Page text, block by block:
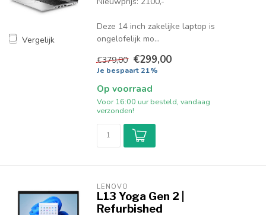
Vergelijk
Deze 14 inch zakelijke laptop is
ongelofelijk mo...
€379,00 €299,00
Je bespaart 21%
Op voorraad
Voor 16:00 uur besteld, vandaag
verzonden!
LENOVO
L13 Yoga Gen 2 |
Refurbished